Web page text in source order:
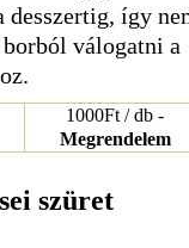
desszertig, így
válogatni a
1000Ft / db -
Megrendelem
szüret